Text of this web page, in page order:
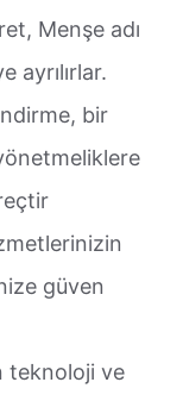
Menşe adı
ayrılırlar.
bir
güven
teknoloji ve